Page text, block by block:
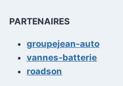
PARTENAIRES
groupejean-auto
vannes-batterie
roadson